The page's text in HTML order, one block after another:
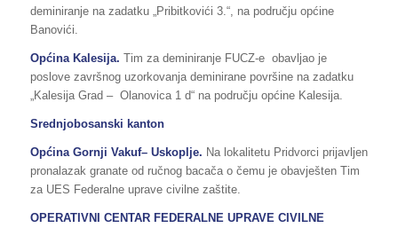
deminiranje na zadatku „Pribitkovići 3.“, na području općine
Banovići.
Općina Kalesija. Tim za deminiranje FUCZ-e obavljao je
poslove završnog uzorkovanja deminirane površine na zadatku
„Kalesija Grad – Olanovica 1 d“ na području općine Kalesija.
Srednjobosanski kanton
Općina Gornji Vakuf– Uskoplje. Na lokalitetu Pridvorci prijavljen
pronalazak granate od ručnog bacača o čemu je obavješten Tim
za UES Federalne uprave civilne zaštite.
OPERATIVNI CENTAR FEDERALNE UPRAVE CIVILNE